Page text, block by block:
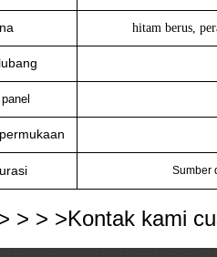
hitam berus,
Sumber
> > >Kontak kami